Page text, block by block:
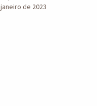
janeiro de 2023